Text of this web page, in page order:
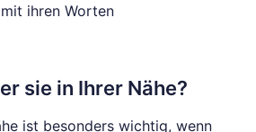
ihren Worten
sie in Ihrer Nähe?
ist besonders wichtig, wenn